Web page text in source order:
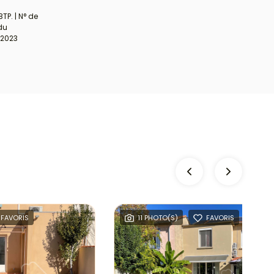
| N° de
FAVORIS 11 PHOTO(S) FAVORIS